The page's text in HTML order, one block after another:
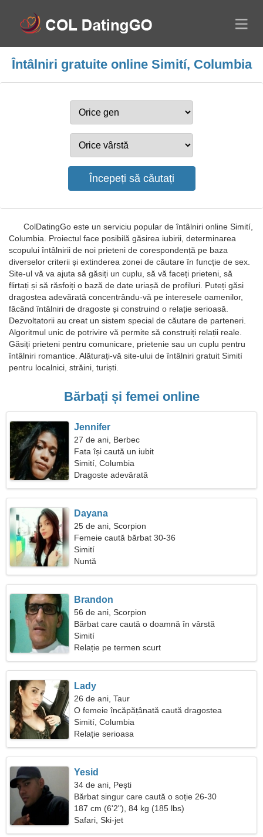
Întâlniri gratuite online Simití, Columbia
ColDatingGo este un serviciu popular de întâlniri online Simití,
Columbia. Proiectul face posibilă găsirea iubirii, determinarea
scopului întâlnirii de noi prieteni de corespondență pe baza
diverselor criterii și extinderea zonei de căutare în funcție de sex.
Site-ul vă va ajuta să găsiți un cuplu, să vă faceți prieteni, să
flirtați și să răsfoiți o bază de date uriașă de profiluri. Puteți găsi
dragostea adevărată concentrându-vă pe interesele oamenilor,
făcând întâlniri de dragoste și construind o relație serioasă.
Dezvoltatorii au creat un sistem special de căutare de parteneri.
Algoritmul unic de potrivire vă permite să construiți relații reale.
Găsiți prieteni pentru comunicare, prietenie sau un cuplu pentru
întâlniri romantice. Alăturați-vă site-ului de întâlniri gratuit Simití
pentru localnici, străini, turiști.
Bărbați și femei online
Jennifer
27 de ani, Berbec
Fata își caută un iubit
Simití, Columbia
Dragoste adevărată
Dayana
25 de ani, Scorpion
Femeie caută bărbat 30-36
Simití
Nuntă
Brandon
56 de ani, Scorpion
Bărbat care caută o doamnă în vârstă
Simití
Relație pe termen scurt
Lady
26 de ani, Taur
O femeie încăpățânată caută dragostea
adevărată
Simití, Columbia
Relație serioasa
Yesid
34 de ani, Pești
Bărbat singur care caută o soție 26-30
187 cm (6'2"), 84 kg (185 lbs)
Safari, Ski-jet